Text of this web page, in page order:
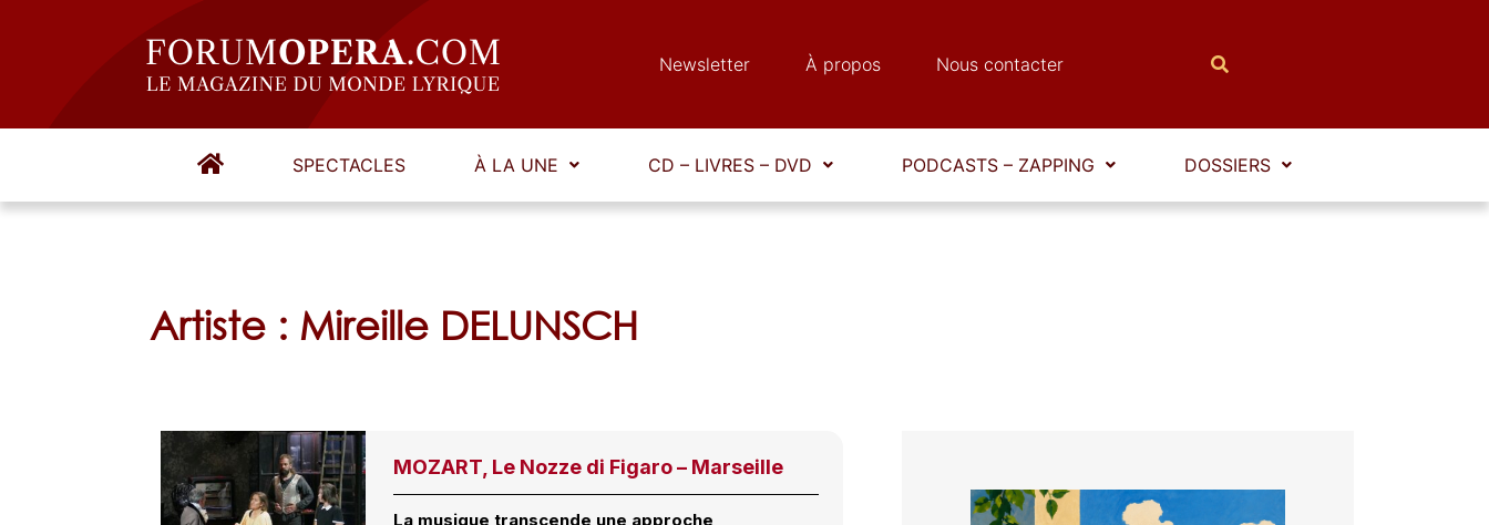
Newsletter À propos Nous contacter
SPECTACLES À LA UNE CD – LIVRES – DVD PODCASTS – ZAPPING DOSSIERS
Artiste : Mireille DELUNSCH
MOZART, Le Nozze di Figaro – Marseille
La musique transcende une approche